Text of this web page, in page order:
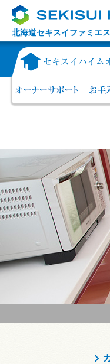
北海道セキスイファミエ